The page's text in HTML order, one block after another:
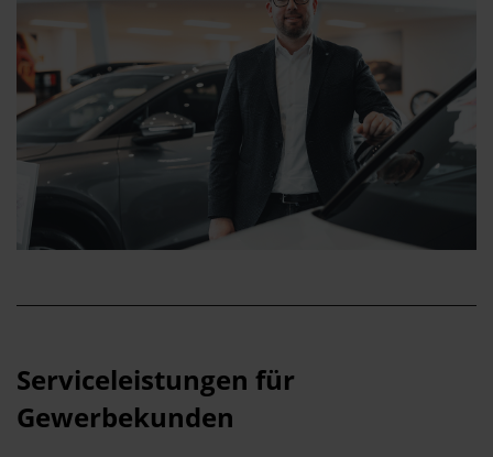
Serviceleistungen für
Gewerbekunden